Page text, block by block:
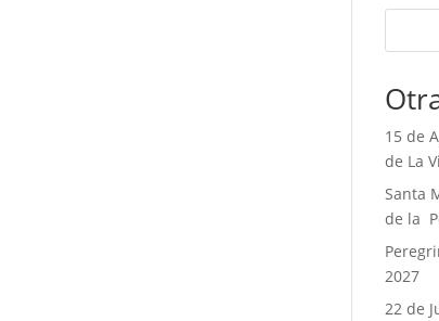
15 de
de La
Santa
de la
2027
22 de